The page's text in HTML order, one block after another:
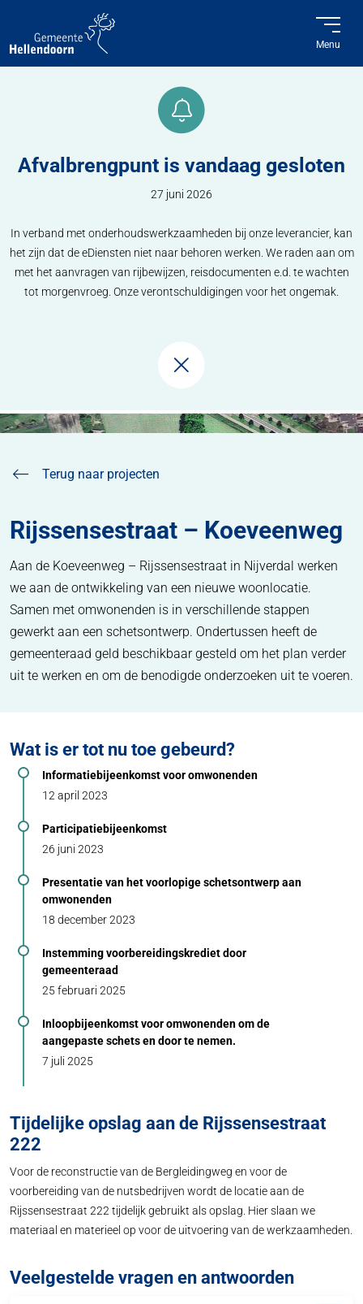
Menu
Afvalbrengpunt is vandaag gesloten
27 juni 2026
In verband met onderhoudswerkzaamheden bij onze leverancier, kan
het zijn dat de eDiensten niet naar behoren werken. We raden aan om
met het aanvragen van rijbewijzen, reisdocumenten e.d. te wachten
tot morgenvroeg. Onze verontschuldigingen voor het ongemak.
Home Projecten Rijssensestraat – Koeveenweg
Terug naar projecten
Rijssensestraat – Koeveenweg
Aan de Koeveenweg – Rijssensestraat in Nijverdal werken
we aan de ontwikkeling van een nieuwe woonlocatie.
Samen met omwonenden is in verschillende stappen
gewerkt aan een schetsontwerp. Ondertussen heeft de
gemeenteraad geld beschikbaar gesteld om het plan verder
uit te werken en om de benodigde onderzoeken uit te voeren.
Wat is er tot nu toe gebeurd?
Informatiebijeenkomst voor omwonenden
12 april 2023
Participatiebijeenkomst
26 juni 2023
Presentatie van het voorlopige schetsontwerp aan
omwonenden
18 december 2023
Instemming voorbereidingskrediet door
gemeenteraad
25 februari 2025
Inloopbijeenkomst voor omwonenden om de
aangepaste schets en door te nemen.
7 juli 2025
Tijdelijke opslag aan de Rijssensestraat
222
Voor de reconstructie van de Bergleidingweg en voor de
voorbereiding van de nutsbedrijven wordt de locatie aan de
Rijssensestraat 222 tijdelijk gebruikt als opslag. Hier slaan we
materiaal en materieel op voor de uitvoering van de werkzaamheden.
Veelgestelde vragen en antwoorden